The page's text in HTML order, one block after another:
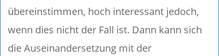
übereinstimmen, hoch interessant jedoch,
wenn dies nicht der Fall ist. Dann kann sich
die Auseinandersetzung mit der